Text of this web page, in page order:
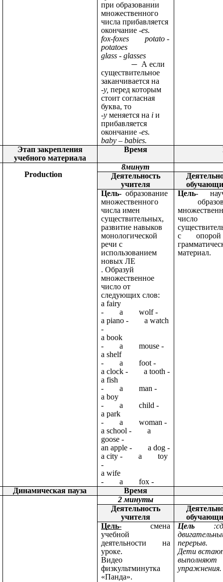
при образовании
множественного
числа прибавляется
окончание-es.
fox-foxes potato -
potatoes
glass - glasses
А если
существительное
заканчивается на
-у, перед которым
стоит согласная
буква, то
-у меняется на i и
прибавляется
окончание-es.
baby – babies.
Этап закрепления
учебного материала
Время
Production
8минут
Деятельность
учителя
Цель-образование
множественного
числа имен
существительных,
развитие навыков
монологической
речи с
использованием
новых ЛЕ
. Образуй
множественное
число от
следующих слов:
a fairy
- a wolf -
a piano - a watch
-
a book
- a mouse -
a shelf
- a foot -
a clock - a tooth -
a fish
- a man -
a boy
- a child -
a park
- a woman -
a school - a
goose -
an apple - a dog -
a city - a toy
-
a wife
- a fox -
Цель-
число
с
материал.
Динамическая пауза Время
2 минуты
Деятельность
учителя
Цель- смена
учебной
деятельности на
уроке.
Видео
физкультминутка
«Панда».
Цель
перерыв.
Дети
выполняют
упражнения.